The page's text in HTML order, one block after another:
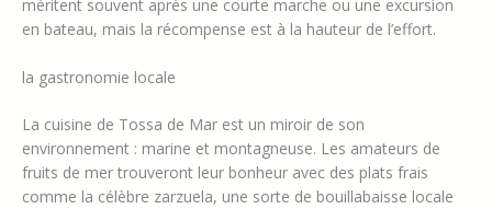
méritent souvent après une courte marche ou une excursion
en bateau, mais la récompense est à la hauteur de l’effort.
la gastronomie locale
La cuisine de Tossa de Mar est un miroir de son
environnement : marine et montagneuse. Les amateurs de
fruits de mer trouveront leur bonheur avec des plats frais
comme la célèbre zarzuela, une sorte de bouillabaisse locale